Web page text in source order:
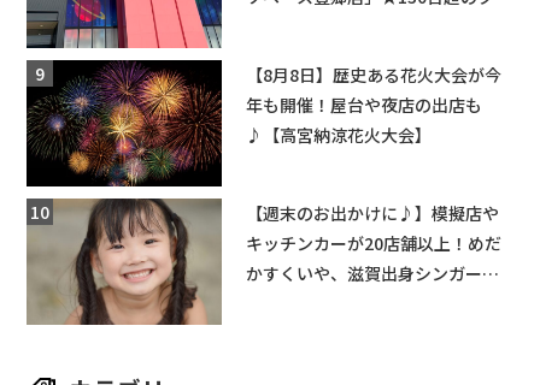
【8月8日】歴史ある花火大会が今
年も開催！屋台や夜店の出店も
♪【高宮納涼花火大会】
【週末のお出かけに♪】模擬店や
キッチンカーが20店舗以上！めだ
かすくいや、滋賀出身シンガーソ